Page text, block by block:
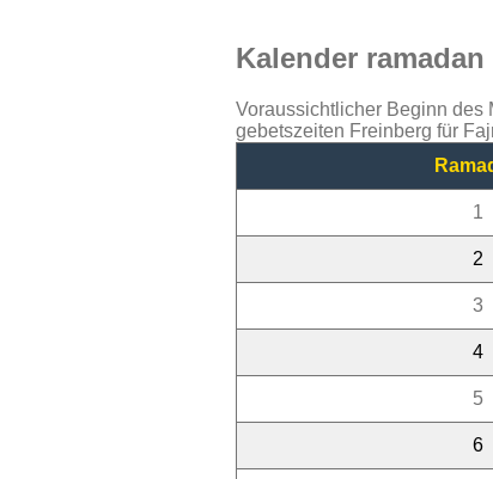
Kalender
Voraussichtlicher Beginn des
gebetszeiten Freinberg für
1
2
3
4
5
6